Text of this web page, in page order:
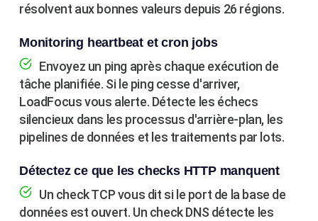
résolvent aux bonnes valeurs depuis 26 régions.
Monitoring heartbeat et cron jobs
Envoyez un ping après chaque exécution de
tâche planifiée. Si le ping cesse d'arriver,
LoadFocus vous alerte. Détecte les échecs
silencieux dans les processus d'arrière-plan, les
pipelines de données et les traitements par lots.
Détectez ce que les checks HTTP manquent
Un check TCP vous dit si le port de la base de
données est ouvert. Un check DNS détecte les